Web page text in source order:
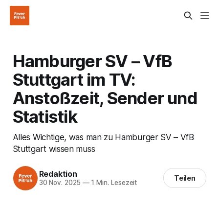
Hamburger SV – VfB
Stuttgart im TV:
Anstoßzeit, Sender und
Statistik
Alles Wichtige, was man zu Hamburger SV – VfB
Stuttgart wissen muss
Redaktion
30 Nov. 2025 —1 Min. Lesezeit Teilen